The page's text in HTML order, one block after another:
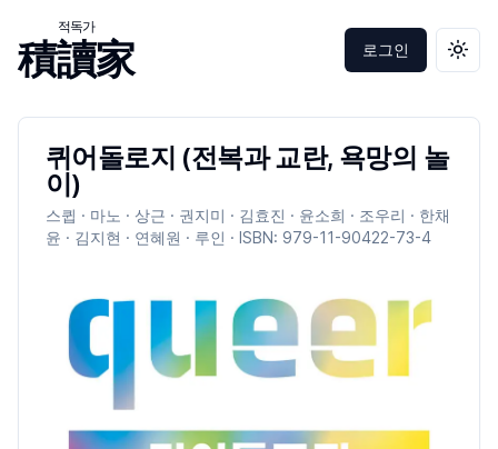
積讀家
적독가
로그인 테마
퀴어돌로지 (전복과 교란, 욕망의 놀
이)
스큅 · 마노 · 상근 · 권지미 · 김효진 · 윤소희 · 조우리 · 한채
윤 · 김지현 · 연혜원 · 루인 · ISBN: 979-11-90422-73-4